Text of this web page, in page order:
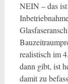
NEIN – das
realistisch im
dann gibt, ist
damit zu